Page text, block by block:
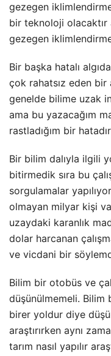
gezegen
bir teknoloji
gezegen
Bir başka hatalı
çok rahatsız eden bir
genelde bilime uzak
ama bu yazacağım
rastladığım bir
Bir bilim dalıyla ilgili
bitirmedik sıra bu
sorgulamalar
olmayan milyar kişi
uzaydaki karanlık
dolar harcanan
ve vicdani bir
Bilim bir otobüs ve
düşünülmemeli. Bilim
birer yoldur diye
araştırırken aynı
tarım nasıl yapılır